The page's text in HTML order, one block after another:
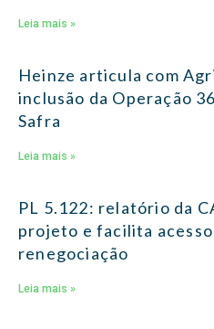
Leia mais »
Heinze articula com
inclusão da Operação
Safra
Leia mais »
PL 5.122: relatório da
projeto e facilita
renegociação
Leia mais »